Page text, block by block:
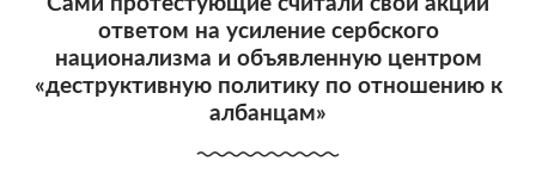
ответом на усиление сербского
национализма и объявленную центром
«деструктивную политику по отношению к
албанцам»